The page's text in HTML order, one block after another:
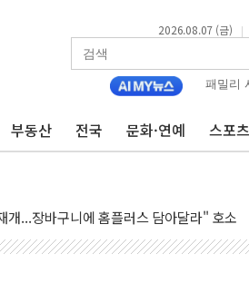
2026.08.07 (금) |
패밀리
부동산 전국 문화·연예 스포츠
추돌…1명 심정지·5명 부상
...진화헬기 3대 투입
2000억원 돌파
억 금융 지원
개...장바구니에 홈플러스 담아달라" 호소
지주 포용금융 조직개편 신호탄